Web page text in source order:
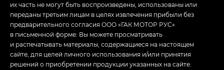
их часть не могут быть воспроизведены, использованы или
переданы третьим лицам в целях извлечения прибыли без
предварительного согласия ООО «ГАК МОТОР РУС»
в письменной форме. Вы можете просматривать
и распечатывать материалы, содержащиеся на настоящем
сайте, для целей личного использования и/или принятия
решений о приобретении продукции указанных на сайте.